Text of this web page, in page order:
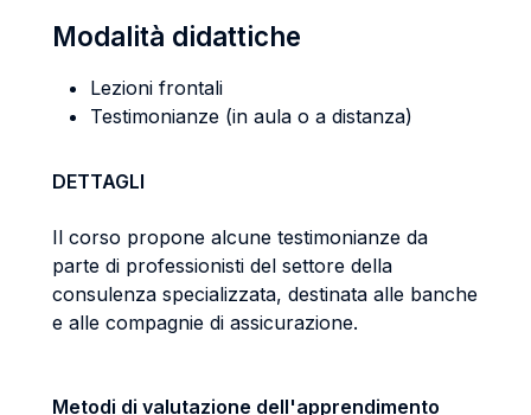
Modalità didattiche
Lezioni frontali
Testimonianze (in aula o a distanza)
DETTAGLI
Il corso propone alcune testimonianze da
parte di professionisti del settore della
consulenza specializzata, destinata alle banche
e alle compagnie di assicurazione.
Metodi di valutazione dell'apprendimento